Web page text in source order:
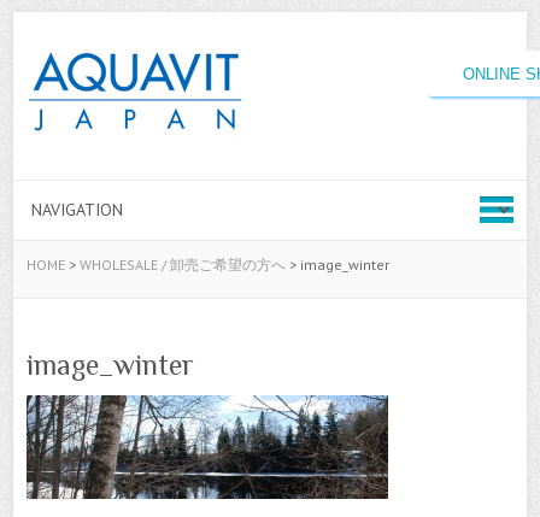
ONLINE
HOME> WHOLESALE / 卸売ご希望の方へ> image_winter
image_winter